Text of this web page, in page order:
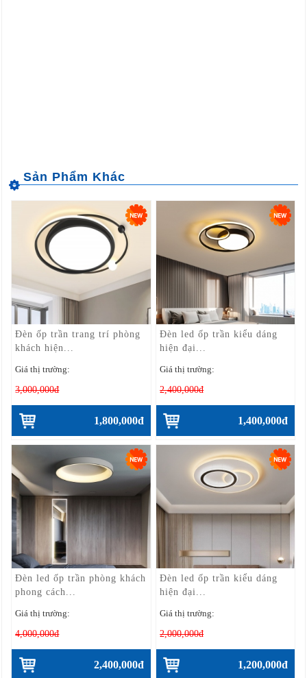
Đèn ốp trần trang trí phòng
khách hiện...
Giá thị trường:
3,000,000đ
1,800,000đ
Đèn led ốp trần kiểu dáng
hiện đại...
Giá thị trường:
2,400,000đ
1,400,000đ
Đèn led ốp trần phòng khách
phong cách...
Giá thị trường:
4,000,000đ
2,400,000đ
Đèn led ốp trần kiểu dáng
hiện đại...
Giá thị trường:
2,000,000đ
1,200,000đ